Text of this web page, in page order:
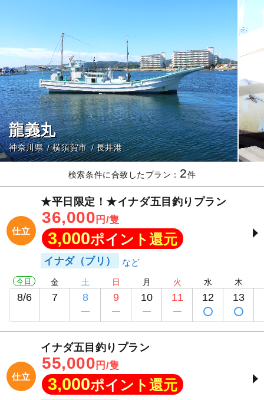
龍義丸
神奈川県 横須賀市 長井港
検索条件に合致したプラン： 2件
仕立
★平日限定！★イナダ五目釣りプラン
36,000 円/隻
3,000ポイント還元
イナダ（ブリ）
今日
8/6
金
7
土
8
日
9
月
10
火
11
水
12
木
13
仕立
イナダ五目釣りプラン
55,000 円/隻
3,000ポイント還元